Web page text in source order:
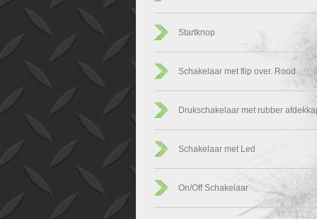
Startknop
Schakelaar met flip over. Rood
Drukschakelaar met rubber
Schakelaar met Led
On/Off Schakelaar